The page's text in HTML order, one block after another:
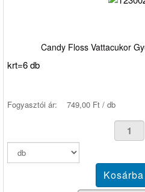
Candy Floss Vattacukor
krt=6 db
Fogyasztói ár: 749,00 Ft / db